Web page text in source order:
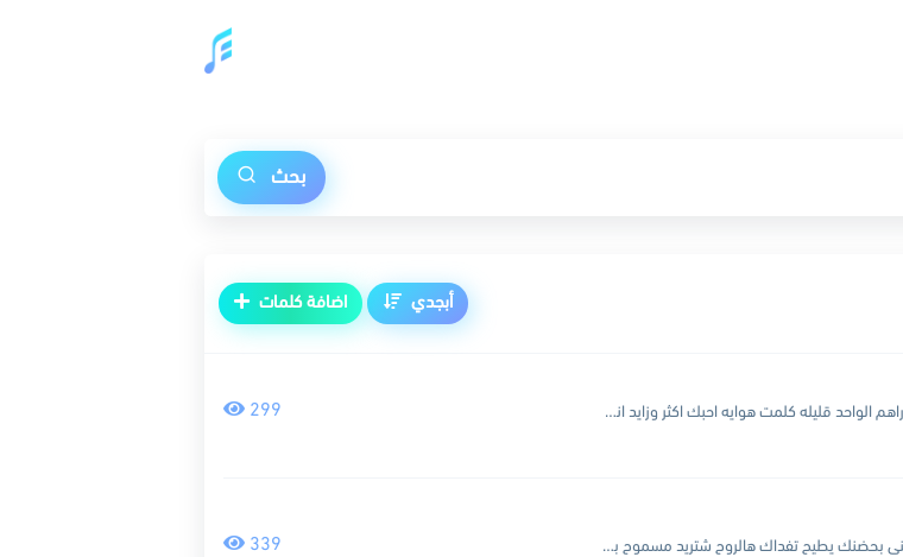
بحث
أبجدي اضافة كلمات
قليله كلمت هوايه احبك اكثر وزايد اني وانت يالغالي واحد راهم الواحد قليله كلمت هوايه احبك اكثر وزايد اني وانت يالغالي واحد راهم الواحد لهفت روحي واللحضنات تستاهله بس وحدك... 299
ياكلشي بيه يموت بيك وبسمك يصيح عمري نجمه وانا اتمنى بحضنك يطيح تفداك هالروح شتريد مسموح بس ها لتروح ولا تمشي عني بعي اهواك للدوم وعشكي مو يوم انساها الهموم... 339